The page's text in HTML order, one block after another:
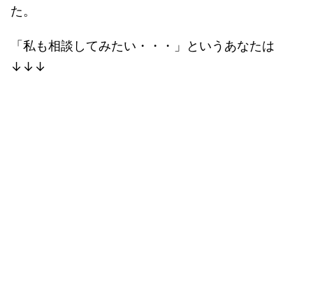
た。
「私も相談してみたい・・・」というあなたは
↓↓↓